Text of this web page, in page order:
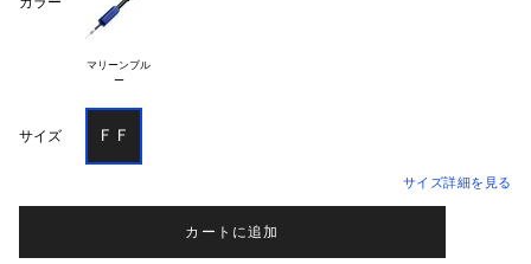
マリーンブル
ー
サイズ ＦＦ
サイズ詳細を見る
カートに追加